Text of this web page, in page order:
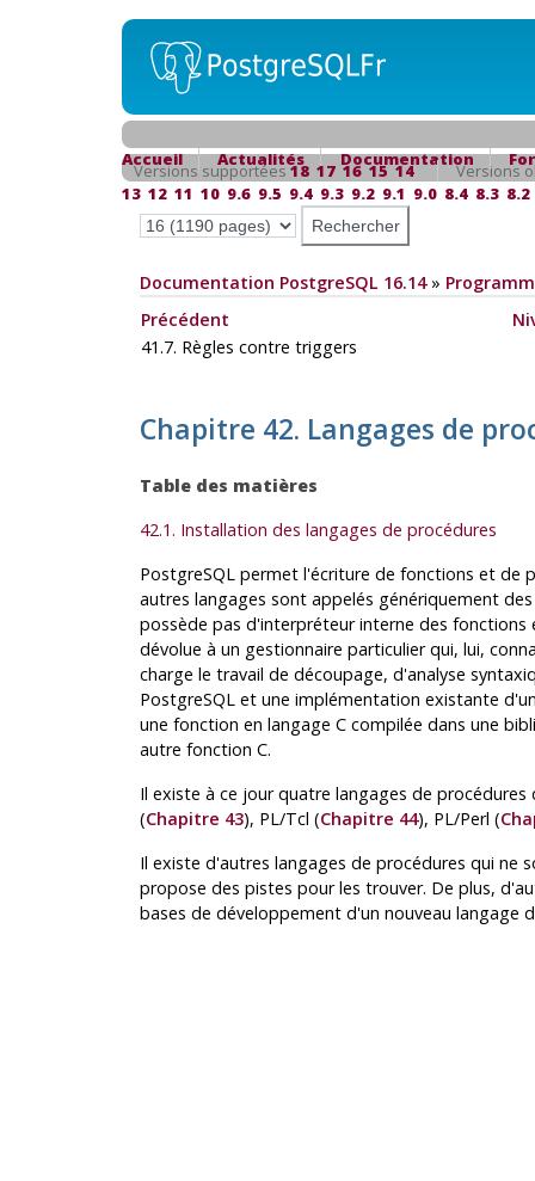
Accueil Actualités Documentation
Versions supportées18 17 16 15 14
Versions
13 12 11 10 9.6 9.5 9.4 9.3 9.2 9.1 9.0 8.4 8.3 8.2
Documentation PostgreSQL 16.14»
Précédent
41.7. Règles contre triggers
Chapitre 42. Langages de
Table des matières
42.1. Installation des langages de procédures
PostgreSQLpermet l'écriture de fonctions et de
autres langages sont appelés génériquement
possède pas d'interpréteur interne des fonctions
dévolue à un gestionnaire particulier qui, lui,
charge le travail de découpage, d'analyse
PostgreSQLet une implémentation existante
une fonction en langage C compilée dans une
autre fonction C.
Il existe à ce jour quatre langages de
(Chapitre 43), PL/Tcl (Chapitre 44), PL/Perl (
Il existe d'autres langages de procédures qui ne
propose des pistes pour les trouver. De plus,
bases de développement d'un nouveau langage